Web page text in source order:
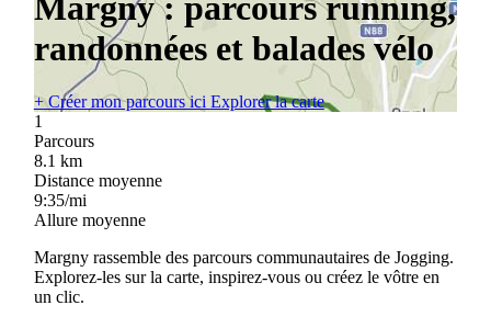
randonnées et balades vélo
+Créer mon parcours ici Explorer la carte
1
Parcours
8.1 km
Distance moyenne
9:35/mi
Allure moyenne
Margny rassemble des parcours communautaires de Jogging.
Explorez-les sur la carte, inspirez-vous ou créez le vôtre en
un clic.